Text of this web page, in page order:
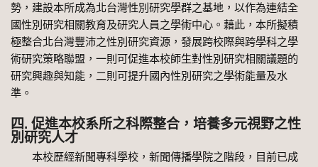
勢，建設本所成為北台灣性別研究學群之基地，以作為連結全
國性別研究相關教育及研究人員之學術中心。藉此，本所擬積
極整合北台灣豐沛之性別研究資源，發展跨校際與跨學科之學
術研究策略聯盟，一則可促進本校師生對性別研究相關議題的
研究興趣與知能，二則可提升國內性別研究之學術能量及水
準。
四. 促進本校系所之科際整合，培養多元視野之性
別研究人才
本校歷經新聞專科學校，新聞傳播學院之階段，目前已成